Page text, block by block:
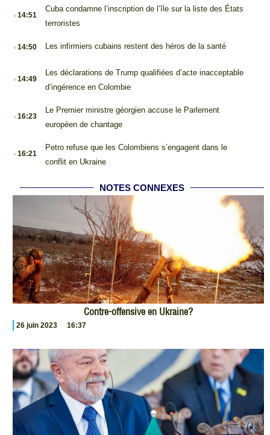
.14:51
Cuba condamne l’inscription de l’île sur la liste des États
terroristes
.14:50 Les infirmiers cubains restent des héros de la santé
.14:49
Les déclarations de Trump qualifiées d’acte inacceptable
d’ingérence en Colombie
.16:23
Le Premier ministre géorgien accuse le Parlement
européen de chantage
.16:21
Petro refuse que les Colombiens s’engagent dans le
conflit en Ukraine
NOTES CONNEXES
Contre-offensive en Ukraine?
26 juin 2023 16:37